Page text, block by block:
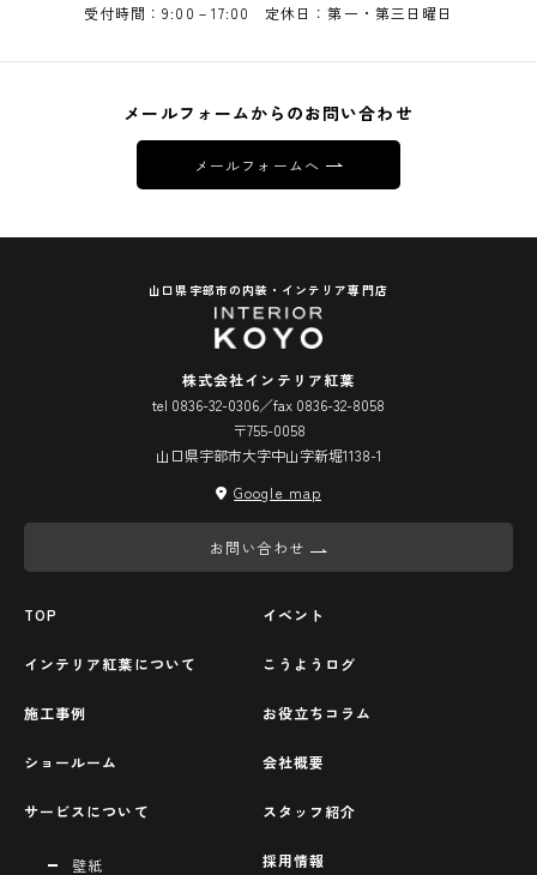
受付時間：9:00－17:00 定休日：第一・第三日曜日
メールフォームからのお問い合わせ
メールフォームへ
山口県宇部市の内装・インテリア専門店
株式会社インテリア紅葉
tel 0836-32-0306／fax 0836-32-8058
〒755-0058
山口県宇部市大字中山字新堀1138-1
Google map
お問い合わせ
TOP
インテリア紅葉について
施工事例
ショールーム
サービスについて
壁紙
イベント
こうようログ
お役立ちコラム
会社概要
スタッフ紹介
採用情報